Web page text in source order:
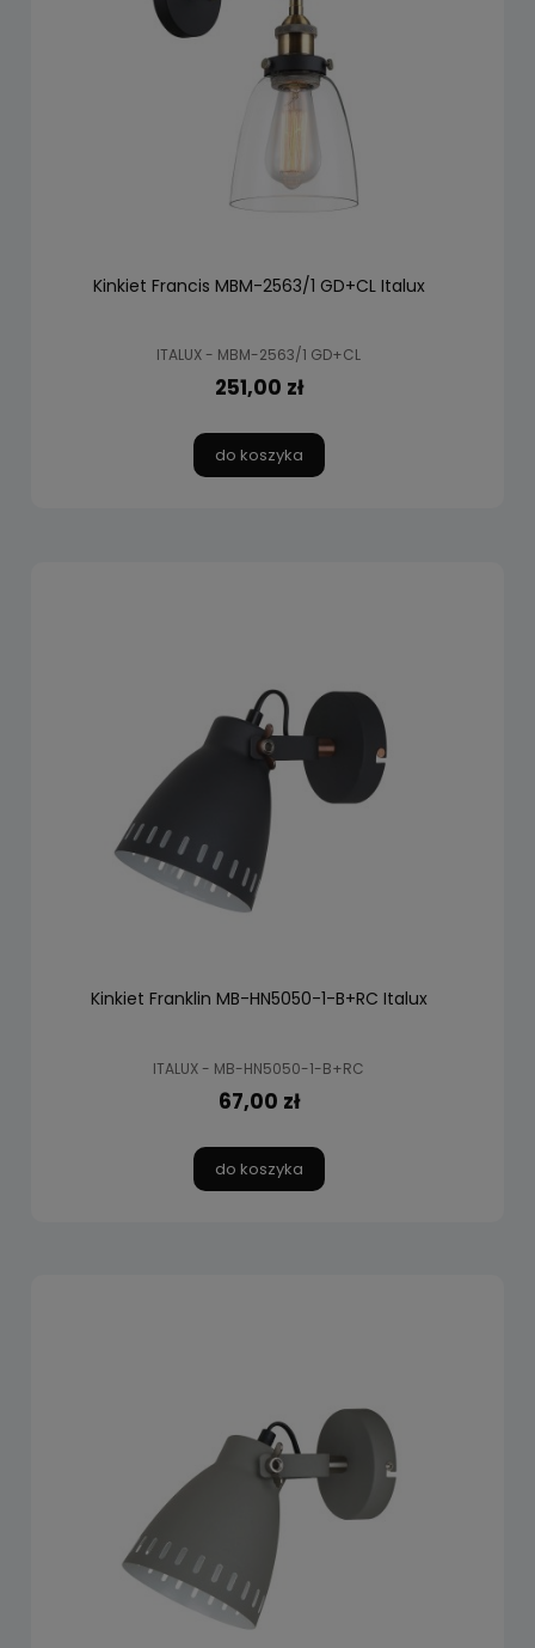
Kinkiet Francis MBM-2563/1 GD+CL Italux
ITALUX - MBM-2563/1 GD+CL
251,00 zł
do koszyka
Kinkiet Franklin MB-HN5050-1-B+RC Italux
ITALUX - MB-HN5050-1-B+RC
67,00 zł
do koszyka